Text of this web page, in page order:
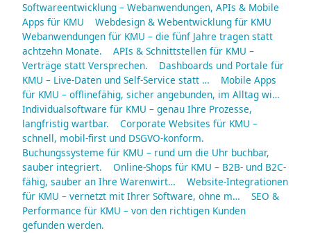
Softwareentwicklung – Webanwendungen, APIs & Mobile
Apps für KMU
Webdesign & Webentwicklung für KMU
Webanwendungen für KMU – die fünf Jahre tragen statt
achtzehn Monate.
APIs & Schnittstellen für KMU –
Verträge statt Versprechen.
Dashboards und Portale für
KMU – Live-Daten und Self-Service statt …
Mobile Apps
für KMU – offlinefähig, sicher angebunden, im Alltag wi…
Individualsoftware für KMU – genau Ihre Prozesse,
langfristig wartbar.
Corporate Websites für KMU –
schnell, mobil-first und DSGVO-konform.
Buchungssysteme für KMU – rund um die Uhr buchbar,
sauber integriert.
Online-Shops für KMU – B2B- und B2C-
fähig, sauber an Ihre Warenwirt…
Website-Integrationen
für KMU – vernetzt mit Ihrer Software, ohne m…
SEO &
Performance für KMU – von den richtigen Kunden
gefunden werden.